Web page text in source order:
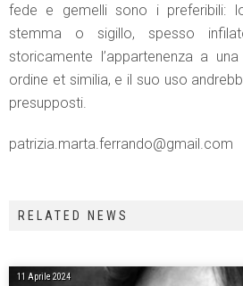
fede e gemelli sono i preferibili:
stemma o sigillo, spesso
storicamente l’appartenenza a
ordine et similia, e il suo uso
presupposti.
patrizia.marta.ferrando@gmail.com
RELATED NEWS
11 Aprile 2024